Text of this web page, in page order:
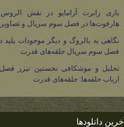
بازی رابرت آرامایو در نقش
هارفوت‌ها در فصل سوم سریال و تصاویر
نگاهی به بالروگ و دیگر موجودات
فصل سوم سریال حلقه‌های قدرت
تحلیل و موشکافی نخستین تیزر
ارباب حلقه‌ها: حلقه‌های قدرت
آخرین دانلودها